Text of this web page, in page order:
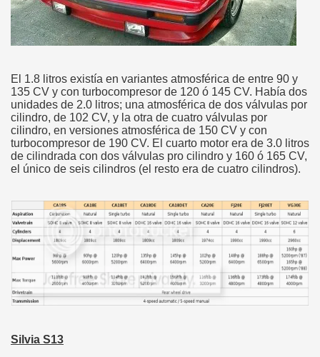
El 1.8 litros existía en variantes atmosférica de entre 90 y
135 CV y con turbocompresor de 120 ó 145 CV. Había dos
unidades de 2.0 litros; una atmosférica de dos válvulas por
cilindro, de 102 CV, y la otra de cuatro válvulas por
cilindro, en versiones atmosférica de 150 CV y con
turbocompresor de 190 CV. El cuarto motor era de 3.0 litros
de cilindrada con dos válvulas pro cilindro y 160 ó 165 CV,
el único de seis cilindros (el resto era de cuatro cilindros).
Silvia S13